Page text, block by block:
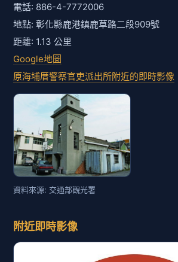
電話: 886-4-7772006
地點: 彰化縣鹿港鎮鹿草路二段909號
距離: 1.13 公里
Google地圖
原海埔厝警察官吏派出所附近的即時影像
資料來源: 交通部觀光署
附近即時影像